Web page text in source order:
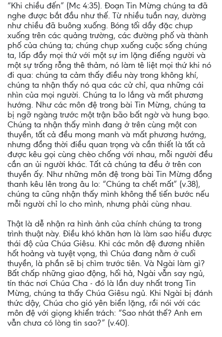
“Khi chiều đến” (Mc 4:35). Đoạn Tin Mừng chúng ta đã
nghe được bắt đầu như thế. Từ nhiều tuần nay, dường
như chiều đã buông xuống. Bóng tối dầy đặc chụp
xuống trên các quảng trường, các đường phố và thành
phố của chúng ta; chúng chụp xuống cuộc sống chúng
ta, lấp đầy mọi thứ với một sự im lặng điếng người và
một sự trống rỗng thê thảm, nó làm tê liệt mọi thứ khi nó
đi qua: chúng ta cảm thấy điều này trong không khí,
chúng ta nhận thấy nó qua các cử chỉ, qua những cái
nhìn của mọi người. Chúng ta lo lắng và mất phương
hướng. Như các môn đệ trong bài Tin Mừng, chúng ta
bị ngỡ ngàng trước một trận bão bất ngờ và hung bạo.
Chúng ta nhận thấy mình đang ở trên cùng một con
thuyền, tất cả đều mong manh và mất phương hướng,
nhưng đồng thời điều quan trọng và cần thiết là tất cả
được kêu gọi cùng chèo chống với nhau, mỗi người đều
cần an ủi người khác. Tất cả chúng ta đều ở trên con
thuyền ấy. Như những môn đệ trong bài Tin Mừng đồng
thanh kêu lên trong âu lo: “Chúng ta chết mất” (v.38),
chúng ta cũng nhận thấy mình không thể tiến bước nếu
mỗi người chỉ lo cho mình, nhưng phải cùng nhau.
Thật là dễ nhận ra hình ảnh của chính chúng ta trong
trình thuật này. Điều khó khăn hơn là làm sao hiểu được
thái độ của Chúa Giêsu. Khi các môn đệ đương nhiên
hốt hoảng và tuyệt vọng, thì Chúa đang nằm ở cuối
thuyền, là phần sẽ bị chìm trước tiên. Và Ngài làm gì?
Bất chấp những giao động, hối hả, Ngài vẫn say ngủ,
tín thác nơi Chúa Cha - đó là lần duy nhất trong Tin
Mừng, chúng ta thấy Chúa Giêsu ngủ. Khi Ngài bị đánh
thức dậy, Chúa cho gió yên biển lặng, rồi nói với các
môn đệ với giọng khiển trách: “Sao nhát thế? Anh em
vẫn chưa có lòng tin sao?” (v.40).